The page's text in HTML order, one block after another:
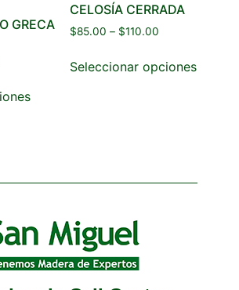
GRECA
CELOSÍA CERRADA
$85.00 – $110.00
Seleccionar opciones